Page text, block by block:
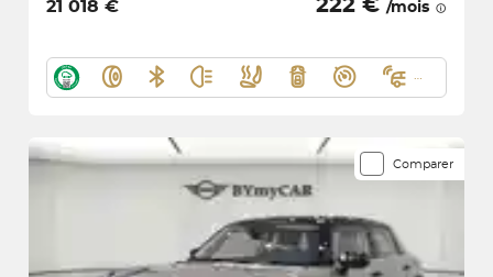
21 018 € 222 € /mois
Comparer